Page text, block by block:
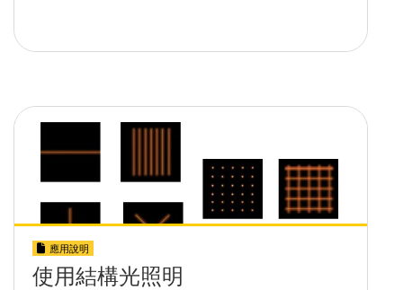
應用說明
使用結構光照明